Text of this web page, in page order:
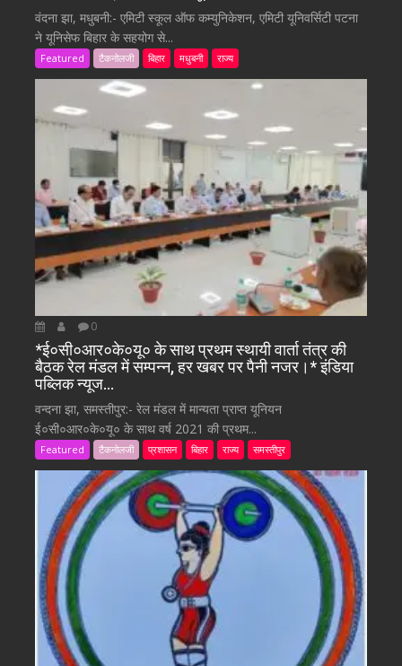
वंदना झा, मधुबनी:- एमिटी स्कूल ऑफ कम्युनिकेशन, एमिटी यूनिवर्सिटी पटना
ने यूनिसेफ बिहार के सहयोग से...
Featured टैकनोलजी बिहार मधुबनी राज्य
0
*ई०सी०आर०के०यू० के साथ प्रथम स्थायी वार्ता तंत्र की
बैठक रेल मंडल में सम्पन्न, हर खबर पर पैनी नजर।* इंडिया
पब्लिक न्यूज…
वन्दना झा, समस्तीपुर:- रेल मंडल में मान्यता प्राप्त यूनियन
ई०सी०आर०के०यू० के साथ वर्ष 2021 की प्रथम...
Featured टैकनोलजी प्रशासन बिहार राज्य समस्तीपुर